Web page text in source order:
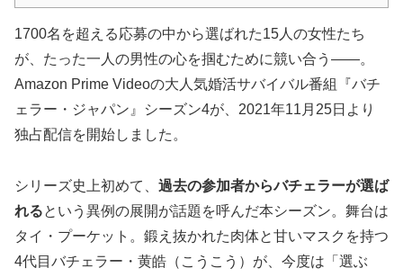
1700名を超える応募の中から選ばれた15人の女性たち
が、たった一人の男性の心を掴むために競い合う——。
Amazon Prime Videoの大人気婚活サバイバル番組『バチ
ェラー・ジャパン』シーズン4が、 2021年11月25日 より
独占配信を開始しました。
シリーズ史上初めて、 過去の参加者からバチェラーが選ば
れるという異例の展開が話題を呼んだ本シーズン。舞台は
タイ・プーケット。鍛え抜かれた肉体と甘いマスクを持つ
4代目バチェラー・黄皓（こうこう）が、今度は「選ぶ